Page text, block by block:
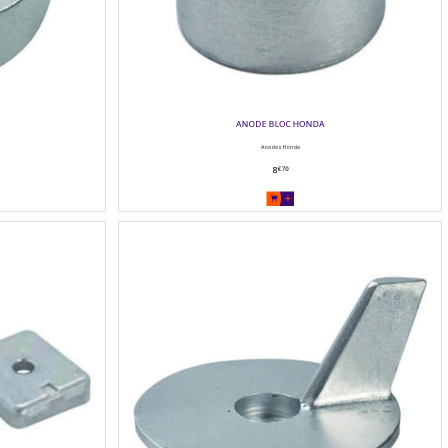
ANODE BLOC HONDA
Anodes Honda
8€70